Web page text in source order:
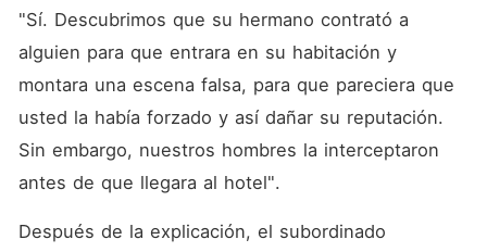
"Sí. Descubrimos que su hermano contrató a
alguien para que entrara en su habitación y
montara una escena falsa, para que pareciera que
usted la había forzado y así dañar su reputación.
Sin embargo, nuestros hombres la interceptaron
antes de que llegara al hotel".
Después de la explicación, el subordinado